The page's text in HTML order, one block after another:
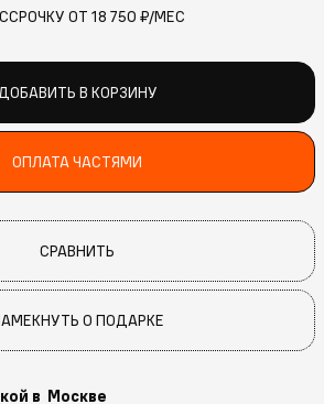
ОТ 18 750 ₽/МЕС
В КОРЗИНУ
ОПЛАТА ЧАСТЯМИ
СРАВНИТЬ
О ПОДАРКЕ
в Москве